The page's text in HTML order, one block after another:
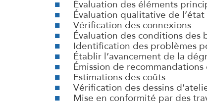
Évaluation des éléments
Évaluation qualitative de l’état
Vérification des connexions
Évaluation des conditions des
Identification des problèmes
Établir l’avancement de la
Émission de
Estimations des coûts
Vérification des dessins
Mise en conformité par des